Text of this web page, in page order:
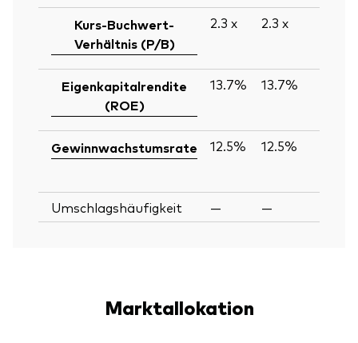
Kurs-Buchwert-
Verhältnis (P/B)
2.3 x 2.3 x
Eigenkapitalrendite
(ROE)
13.7% 13.7%
Gewinnwachstumsrate 12.5% 12.5%
Umschlagshäufigkeit — —
Marktallokation